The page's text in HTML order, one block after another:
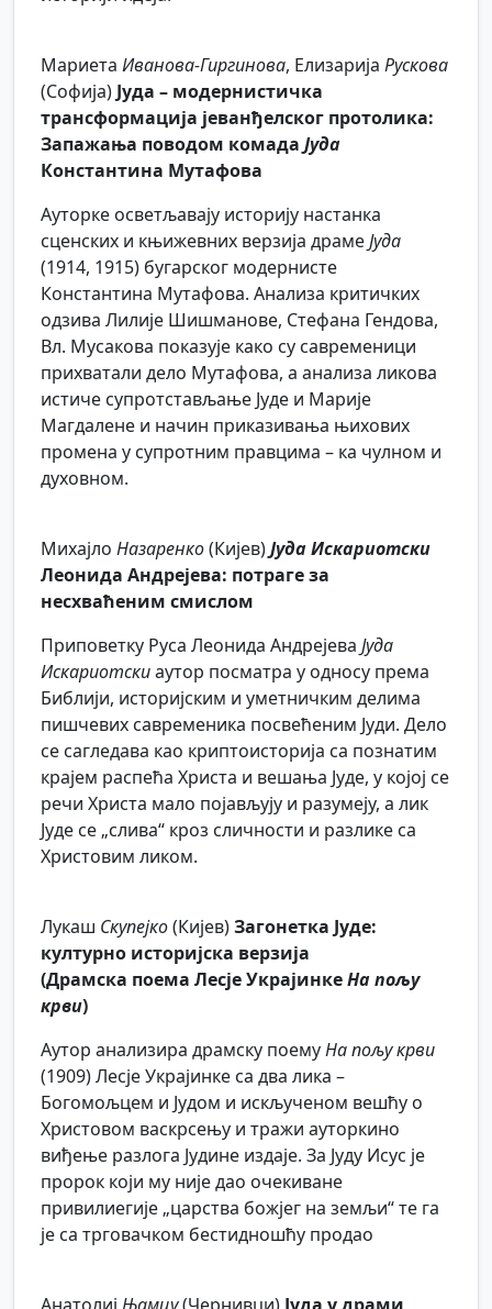
Мариета Иванова-Гиргинова, Елизарија Рускова
(Софија) Jуда – модернистичка
трансформација јеванђелског протолика:
Запажања поводом комада Јуда
Константина Мутафова
Ауторке осветљавају историју настанка
сценских и књижевних верзија драмеЈуда
(1914, 1915) бугарског модернисте
Константина Мутафова. Анализа критичких
одзива Лилије Шишманове, Стефана Гендова,
Вл. Мусакова показује како су савременици
прихватали дело Мутафова, а анализа ликова
истиче супротстављање Јуде и Марије
Магдалене и начин приказивања њихових
промена у супротним правцима – ка чулном и
духовном.
Михајло Назаренко(Кијев)Јуда Искариотски
Леонида Андрејева: потраге за
несхваћеним смислом
Приповетку Руса Леонида Андрејева Јуда
Искариотскиаутор посматра у односу према
Библији, историјским и уметничким делима
пишчевих савременика посвећеним Јуди. Дело
се сагледава као криптоисторија са познатим
крајем распећа Христа и вешања Јуде, у којој се
речи Христа мало појављују и разумеју, а лик
Јуде се „слива“ кроз сличности и разлике са
Христовим ликом.
Лукаш Скупејко(Кијев)Загонетка Јуде:
културно историјска верзија
(Драмска поема Лесје УкрајинкеНа пољу
крви)
Аутор анализира драмску поемуНа пољу крви
(1909) Лесје Украјинке са два лика –
Богомољцем и Јудом и искљученом вешћу о
Христовом васкрсењу и тражи ауторкино
виђење разлога Јудине издаје. За Јуду Исус је
пророк који му није дао очекиване
привилиегије „царства божјег на земљи“ те га
је са трговачком бестидношћу продао